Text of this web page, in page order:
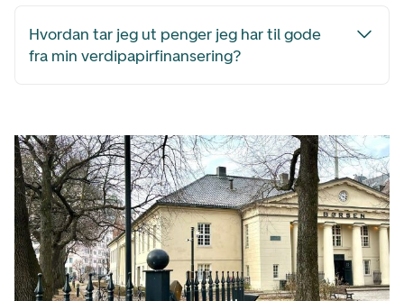
Hvordan tar jeg ut penger jeg har til gode
fra min verdipapirfinansering?